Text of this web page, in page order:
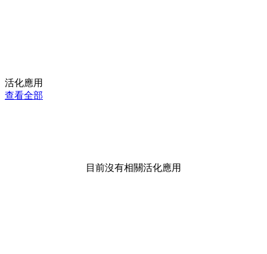
活化應用
查看全部
目前沒有相關活化應用